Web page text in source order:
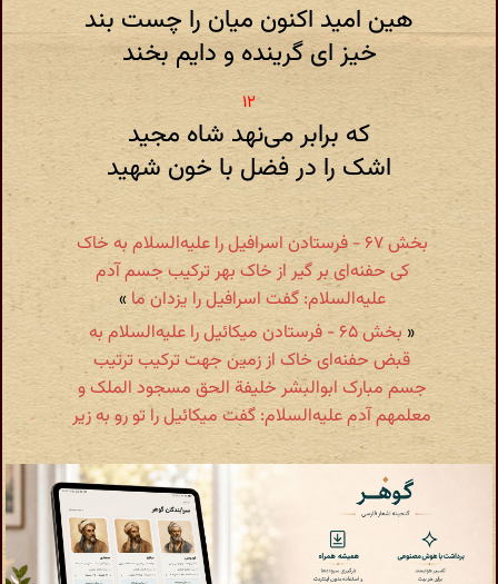
هین امید اکنون میان را چست بند
خیز ای گرینده و دایم بخند
که برابر می‌نهد شاه مجید
اشک را در فضل با خون شهید
بخش ۶۷ - فرستادن اسرافیل را علیه‌السلام به خاک
کی حفنه‌ای بر گیر از خاک بهر ترکیب جسم آدم
علیه‌السلام: گفت اسرافیل را یزدان ما »
«
بخش ۶۵ - فرستادن میکائیل را علیه‌السلام به
قبض حفنه‌ای خاک از زمین جهت ترکیب ترتیب
جسم مبارک ابوالبشر خلیفة الحق مسجود الملک و
معلمهم آدم علیه‌السلام: گفت میکائیل را تو رو به زیر